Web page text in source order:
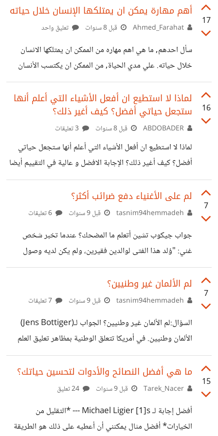
التكلم فقط عند الضرورة، القليل منه يساوي الكثير.‏ ‏5.‏ التمرين
مطفئة.‏ ‏ 7.‏ استعمال التطبيقات الضرورية فقط. لا تطبيقات غير
مرغوب فيها.‏ ‏ 8.‏ التصفح من خلال الأخبار
17
أهم مهارة يمكن ان يمتلكها الإنسان خلال حياته
قبل 8 سنوات تعليق واحد
سأل احدهم, ما هي اهم مهاره من الممكن ان يمتلكها الانسان
خلال حياته. علي مدي الحياة, من الممكن ان يكتسب الأنسان
مجموعة كبيره من المهارات, وإن كنت ساختار الأكثر قيمه من
بينهم, فاني سأختار: #المثابرة وهنا اهم 5 اسباب لأختيار المثابرة
كاهم مهاره يمكن ان يمتلكها إنسان: ## أولا: توصل الي
الأحترافية إن المجهود المستمر مع الوقت يودي الي الأحترافية,
لنحكي قصتان سريعتان لأثبات ذلك. أصدقائي نيت و ويس و
كريس لم يكونوا يعلموا شيء عن البناطيل الرياضيه. ولكنهم
16
لماذا لا استطيع ان أفعل الأشياء التي أعلم أنها
ستجعل حياتي أفضل؟ كيف أغير ذلك؟
قبل 8 سنوات
لماذا لا استطيع ان أفعل الأشياء التي أعلم أنها ستجعل حياتي
أفضل؟ كيف أغير ذلك؟ الإجابة الافضل و عالية في التقييم أيضا
ل*Are Mambreyan* أنا انظر حولي و أري كثير من الناس
في حالة دائمة من الكسل. هم لا ينمون أبدا، لا يتحدون انفسهم،
لديهم نفس الوظيفة لمده ٣٠ سنة . ثم بعد ذلك، يوما ما،هم
الوحيد لماذا الناس يظلون كسالى دائما هو *الخوف* لا يثقون
في أنفسهم ، هم
7
لم على الأغنياء دفع ضرائب أكثر؟
قبل 9 سنوات
جواب جيكوب تشين أتعلم ما المضحك؟ عندما تخبر شخص
غني: "وُلد هذا الفتى لوالدين فقيرين، ولم يكن لديه وصول
للتعليم الجيد وكبر بفرص نجاح محدودة جداً"، سيمكنك اختصار
جوابه بأغلب الأحيان بجملة: "الحياة ليست عادلة" أما عندما
تقول لشخص غني: "قررت الحكومة الديمقراطيةاستخدام
وسيكون جوابه " لم على الأغنياء دفع المزيد من الضرائب؟ هذا
ليس عادلاً"
7
لم الألمان غير وطنيين؟
قبل 9 سنوات
السؤال:لم الألمان غير وطنيين؟ الجواب لـ(Jens Bottiger)
الألمان وطنيين. في أمريكا تتعلق الوطنية بمظاهر تعليق العلم
على شاحنتك البيك أب (أو أي علم فيدرالي آخر للوطنية البديلة)
أو غناء النشيد الوطني قبل كل مباراة كرة سلة أو إرسال فتيان
بعمر 18 سنة الى العراق لكي تشكرهم لاحقاً على خدمتهم عندما
نحن نعبر عن وطنيتنا بالتصويت لقوانين زيادة الضرائب علينا
حتى نحسن من مستوى نظام الضمان الصحي أو لتصبح قسوط
15
ما هي أفضل النصائح والأدوات لتحسين حياتك؟
قبل 9 سنوات
أفضل إجابة لـ Michael Ligier [1]s --- *التقليل من
الخيارات* أفضل مثال يمكنني أن أعطيه على ذلك هو الطريقة